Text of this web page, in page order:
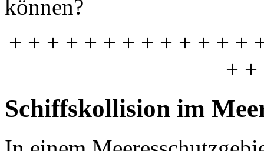
können?
+ + + + + + + + + + + + +
+ +
Schiffskollision im